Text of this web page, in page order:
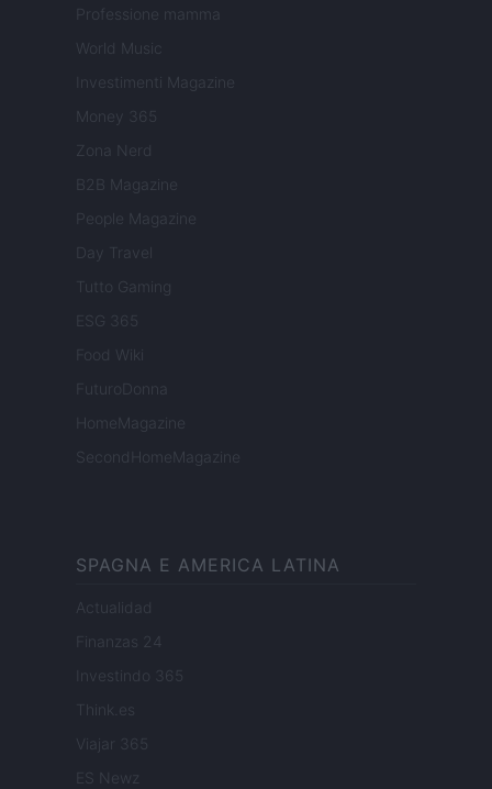
Professione mamma
World Music
Investimenti Magazine
Money 365
Zona Nerd
B2B Magazine
People Magazine
Day Travel
Tutto Gaming
ESG 365
Food Wiki
FuturoDonna
HomeMagazine
SecondHomeMagazine
SPAGNA E AMERICA LATINA
Actualidad
Finanzas 24
Investindo 365
Think.es
Viajar 365
ES Newz